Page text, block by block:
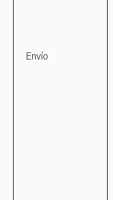
Envío